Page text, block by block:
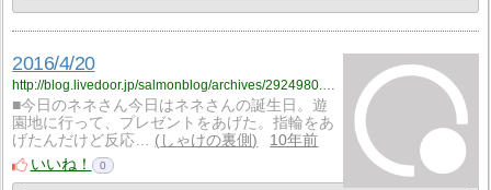
2016/4/20
http://blog.livedoor.jp/salmonblog/archives/2924980.html
■今日のネネさん今日はネネさんの誕生日。遊
園地に行って、プレゼントをあげた。指輪をあ
げたんだけど反応…
しゃけの裏側
10年前
いいね！
0